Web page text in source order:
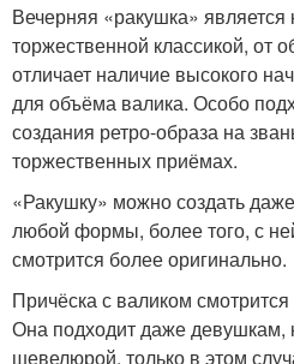
Вечерняя «ракушка»
торжественной классикой, от
отличает наличие высокого
для объёма валика. Особо
создания ретро-образа на
торжественных приёмах.
«Ракушку» можно создать
любой формы, более того, с
смотрится более оригинально.
Причёска с валиком
Она подходит даже
шевелюрой, только в этом